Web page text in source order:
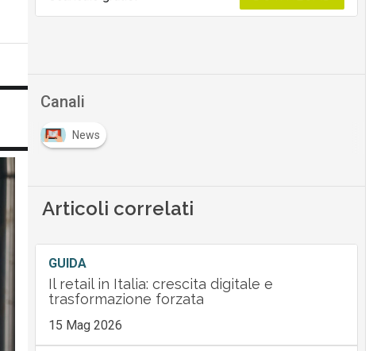
Canali
News
Articoli correlati
GUIDA
Il retail in Italia: crescita digitale e
trasformazione forzata
15 Mag 2026